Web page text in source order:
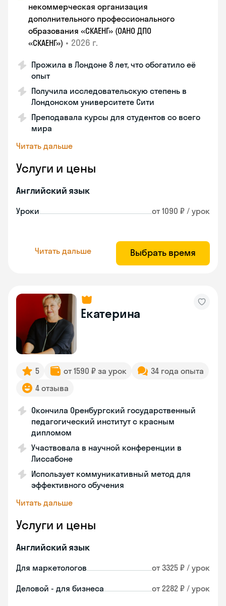
некоммерческая организация
дополнительного профессионального
образования «СКАЕНГ» (ОАНО ДПО
«СКАЕНГ») • 2026 г.
Прожила в Лондоне 8 лет, что обогатило её
опыт
Получила исследовательскую степень в
Лондонском университете Сити
Преподавала курсы для студентов со всего
мира
Читать дальше
Услуги и цены
Английский язык
Уроки от 1090 ₽ / урок
Читать дальше Выбрать время
Екатерина
5 от 1590 ₽ за урок
34 года опыта
4 отзыва
Окончила Оренбургский государственный
педагогический институт с красным
дипломом
Участвовала в научной конференции в
Лиссабоне
Использует коммуникативный метод для
эффективного обучения
Читать дальше
Услуги и цены
Английский язык
Для маркетологов от 3325 ₽ / урок
Деловой - для бизнеса от 2282 ₽ / урок